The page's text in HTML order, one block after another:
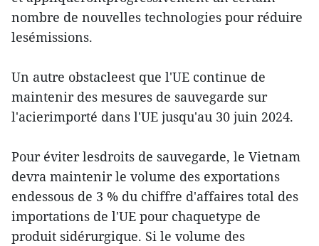
nombre de nouvelles technologies pour réduire
lesémissions.
Un autre obstacleest que l'UE continue de
maintenir des mesures de sauvegarde sur
l'acierimporté dans l'UE jusqu'au 30 juin 2024.
Pour éviter lesdroits de sauvegarde, le Vietnam
devra maintenir le volume des exportations
endessous de 3 % du chiffre d'affaires total des
importations de l'UE pour chaquetype de
produit sidérurgique. Si le volume des